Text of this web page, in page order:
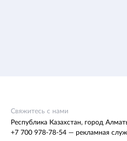
Свяжитесь с нами
Республика Казахстан, город
+7 700 978-78-54 — рекламная